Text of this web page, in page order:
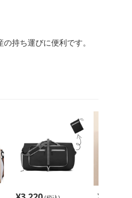
持ち運びに便利です。